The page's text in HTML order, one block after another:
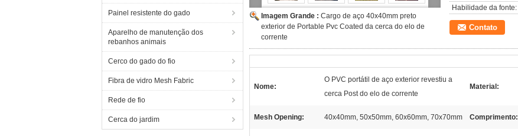
Painel resistente do gado
Aparelho de manutenção dos
rebanhos animais
Cerco do gado do fio
Fibra de vidro Mesh Fabric
Rede de fio
Cerca do jardim
Imagem Grande : Cargo de aço 40x40mm preto
exterior de Portable Pvc Coated da cerca do elo de
corrente
Habilidade da fonte:
Contato
Nome:
O PVC portátil de aço exterior revestiu a
cerca Post do elo de corrente
Material:
Mesh Opening: 40x40mm, 50x50mm, 60x60mm, 70x70mm Comprimento: